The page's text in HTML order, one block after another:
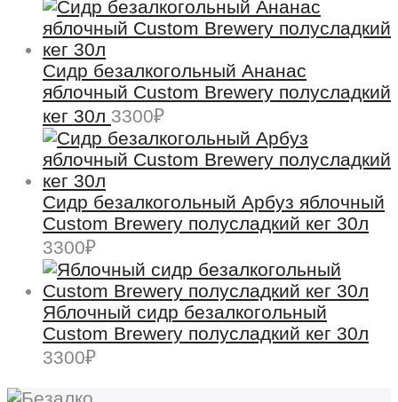
Сидр безалкогольный Ананас
яблочный Custom Brewery полусладкий
кег 30л 3300₽
Сидр безалкогольный Арбуз яблочный
Custom Brewery полусладкий кег 30л
3300₽
Яблочный сидр безалкогольный
Custom Brewery полусладкий кег 30л
3300₽